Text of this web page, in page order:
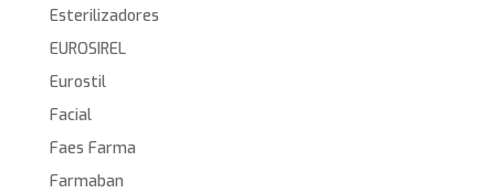
Esterilizadores
EUROSIREL
Eurostil
Facial
Faes Farma
Farmaban